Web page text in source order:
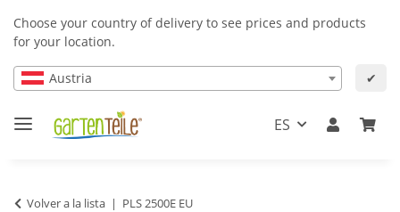
Choose your country of delivery to see prices and products
for your location.
Austria ✔
ES
Volver a la lista PLS 2500E EU